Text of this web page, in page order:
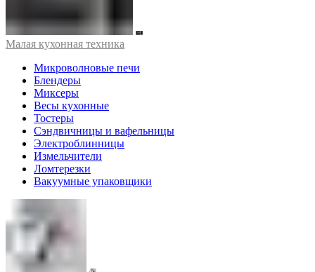
Малая кухонная техника
Микроволновые печи
Блендеры
Миксеры
Весы кухонные
Тостеры
Сэндвичницы и вафельницы
Электроблинницы
Измельчители
Ломтерезки
Вакуумные упаковщики